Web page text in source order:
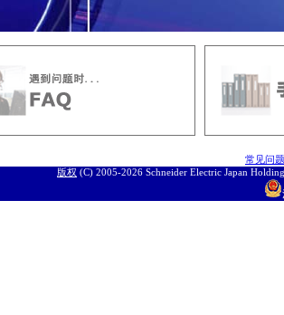
常见问题
版权 (C) 2005-2026 Schneider Electric Japan